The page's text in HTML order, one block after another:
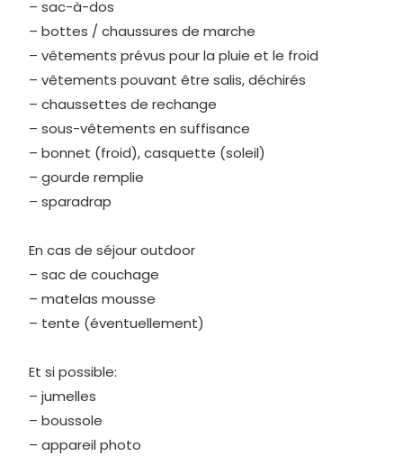
– sac-à-dos
– bottes / chaussures de marche
– vêtements prévus pour la pluie et le froid
– vêtements pouvant être salis, déchirés
– chaussettes de rechange
– sous-vêtements en suffisance
– bonnet (froid), casquette (soleil)
– gourde remplie
– sparadrap
En cas de séjour outdoor
– sac de couchage
– matelas mousse
– tente (éventuellement)
Et si possible:
– jumelles
– boussole
– appareil photo